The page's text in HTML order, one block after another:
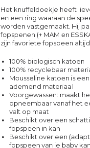
Het knuffeldoekje heeft
en een ring waaraan de
worden vastgemaakt. Hij
fopspenen (+ MAM en
zijn favoriete fopspeen
100% biologisch katoen
100% recyclebaar
Mousseline katoen is
ademend materiaal
Voorgewassen: maakt
opneembaar vanaf het
valt op maat
Beschikt over een
fopspeen in kan
Beschikt over een
fopspeen van je baby